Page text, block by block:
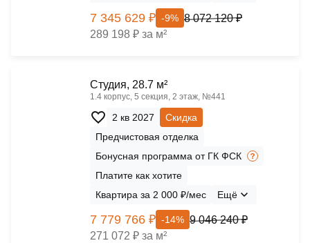
7 345 629 ₽ -9% 8 072 120 ₽
289 198 ₽ за м²
Cтудия, 28.7 м²
1.4 корпус, 5 секция, 2 этаж, №441
2 кв 2027
Скидка
Предчистовая отделка
Бонусная программа от ГК ФСК
Платите как хотите
Квартира за 2 000 ₽/мес
Ещё
7 779 766 ₽ -14% 9 046 240 ₽
271 072 ₽ за м²